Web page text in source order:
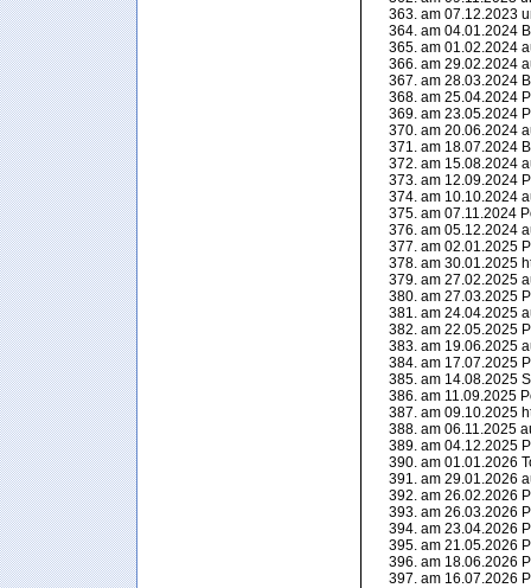
am 07.12.2023
am 04.01.2024
am 01.02.2024
am 29.02.2024
am 28.03.2024
am 25.04.2024
am 23.05.2024
am 20.06.2024
am 18.07.2024
am 15.08.2024
am 12.09.2024
am 10.10.2024
am 07.11.2024
am 05.12.2024
am 02.01.2025
am 30.01.2025
am 27.02.2025
am 27.03.2025
am 24.04.2025
am 22.05.2025
am 19.06.2025
am 17.07.2025
am 14.08.2025
am 11.09.2025
am 09.10.2025
am 06.11.2025
am 04.12.2025
am 01.01.2026
am 29.01.2026
am 26.02.2026
am 26.03.2026
am 23.04.2026
am 21.05.2026
am 18.06.2026
am 16.07.2026